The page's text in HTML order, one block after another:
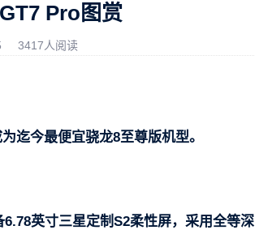
Pro图赏
3417人阅读
迄今最便宜骁龙8至尊版机型。
6.78英寸三星定制S2柔性屏，采用全等深